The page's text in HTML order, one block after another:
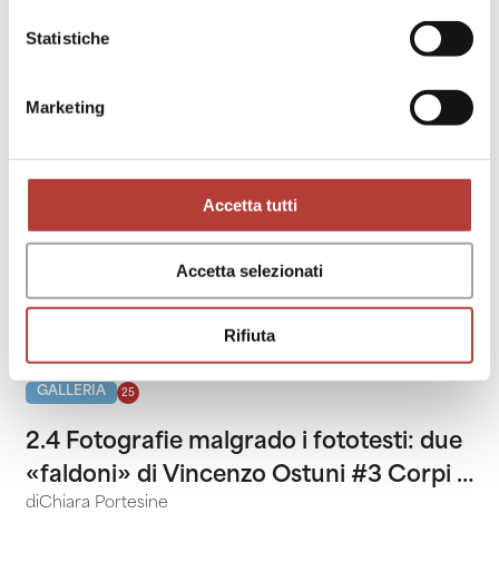
Statistiche
Marketing
Accetta tutti
Accetta selezionati
Rifiuta
GALLERIA 25
2.4 Fotografie malgrado i fototesti: due
«faldoni» di Vincenzo Ostuni #3 Corpi e
istituzioni
diChiara Portesine